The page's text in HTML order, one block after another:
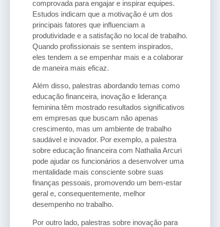
comprovada para engajar e inspirar equipes.
Estudos indicam que a motivação é um dos
principais fatores que influenciam a
produtividade e a satisfação no local de trabalho.
Quando profissionais se sentem inspirados,
eles tendem a se empenhar mais e a colaborar
de maneira mais eficaz.
Além disso, palestras abordando temas como
educação financeira, inovação e liderança
feminina têm mostrado resultados significativos
em empresas que buscam não apenas
crescimento, mas um ambiente de trabalho
saudável e inovador. Por exemplo, a palestra
sobre educação financeira com Nathalia Arcuri
pode ajudar os funcionários a desenvolver uma
mentalidade mais consciente sobre suas
finanças pessoais, promovendo um bem-estar
geral e, consequentemente, melhor
desempenho no trabalho.
Por outro lado, palestras sobre inovação para